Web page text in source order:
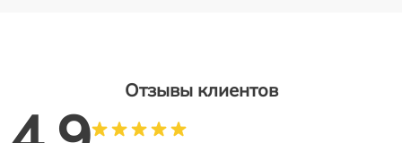
Отзывы клиентов